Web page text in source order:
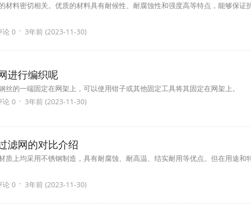
材料密切相关。优质的材料具有耐候性、耐腐蚀性和强度高等特点，能够保证
论 0 · 3年前 (2023-11-30)
进行编织呢
丝的一端固定在网架上，可以使用钳子或其他固定工具将其固定在网架上。
论 0 · 3年前 (2023-11-30)
滤网的对比介绍
质上均采用不锈钢制造，具有耐腐蚀、耐高温、结实耐用等优点。但在用途和
论 0 · 3年前 (2023-11-30)